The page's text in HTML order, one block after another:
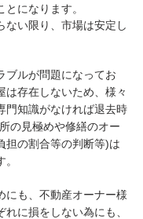
になります。
ない限り、市場は安定し
ブルが問題になってお
は存在しないため、様々
門知識がなければ退去時
の見極めや修繕のオー
担の割合等の判断等)は
にも、不動産オーナー様
に損をしない為にも、